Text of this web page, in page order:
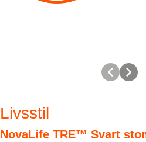
Livsstil
NovaLife TRE™ Svart